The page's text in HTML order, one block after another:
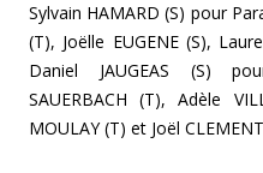
Sylvain HAMARD (S) pour
(T), Joëlle EUGENE (S),
Daniel JAUGEAS (S)
SAUERBACH (T), Adèle
MOULAY (T) et Joël